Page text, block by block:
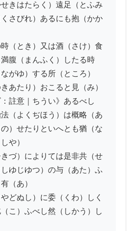
きはたらく）遠足（とふみ
さびれ）あるにも抱（かか
（とき）又は酒（さけ）食
腹（まんふく）したる時
がゆ）する所（ところ）
あたり）おこると見（み）
註意｜ちうい》あるべし
（よくぢほう）は概略（あ
）せたりといへとも猶（な
や）
づ）によりては是非共（せ
ゆじゆつ）の与（あた）ふ
（あ）
どぬし）に委（くわ）しく
こ）ふべし然（しかう）し